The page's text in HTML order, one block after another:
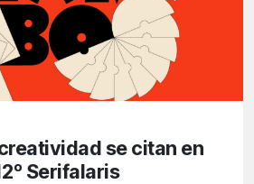
se citan en
Serifalaris